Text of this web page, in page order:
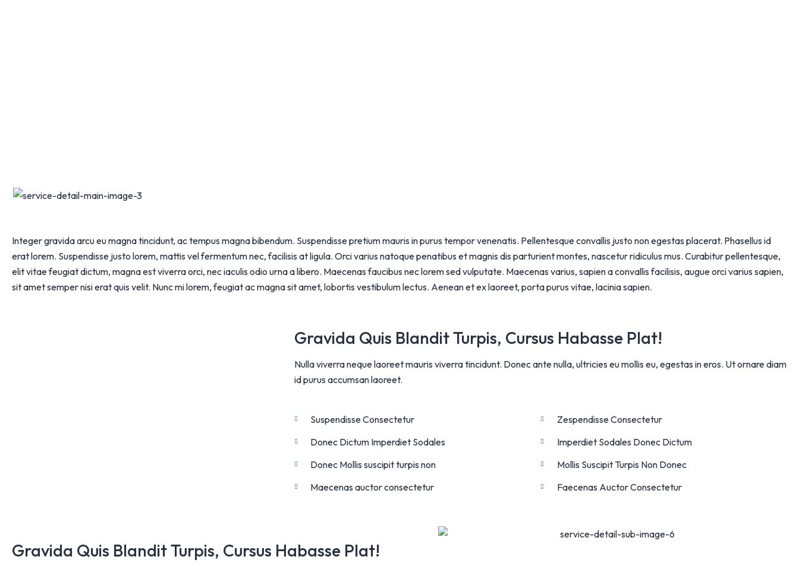
Integer gravida arcu eu magna tincidunt, ac tempus magna bibendum. Suspendisse pretium mauris in purus tempor venenatis. Pellentesque convallis justo non egestas placerat. Phasellus id
erat lorem. Suspendisse justo lorem, mattis vel fermentum nec, facilisis at ligula. Orci varius natoque penatibus et magnis dis parturient montes, nascetur ridiculus mus. Curabitur pellentesque,
elit vitae feugiat dictum, magna est viverra orci, nec iaculis odio urna a libero. Maecenas faucibus nec lorem sed vulputate. Maecenas varius, sapien a convallis facilisis, augue orci varius sapien,
sit amet semper nisi erat quis velit. Nunc mi lorem, feugiat ac magna sit amet, lobortis vestibulum lectus. Aenean et ex laoreet, porta purus vitae, lacinia sapien.
Gravida Quis Blandit Turpis, Cursus Habasse Plat!
Nulla viverra neque laoreet mauris viverra tincidunt. Donec ante nulla, ultricies eu mollis eu, egestas in eros. Ut ornare diam
id purus accumsan laoreet.
Suspendisse Consectetur
Donec Dictum Imperdiet Sodales
Donec Mollis suscipit turpis non
Maecenas auctor consectetur
Zespendisse Consectetur
Imperdiet Sodales Donec Dictum
Mollis Suscipit Turpis Non Donec
Faecenas Auctor Consectetur
Gravida Quis Blandit Turpis, Cursus Habasse Plat!